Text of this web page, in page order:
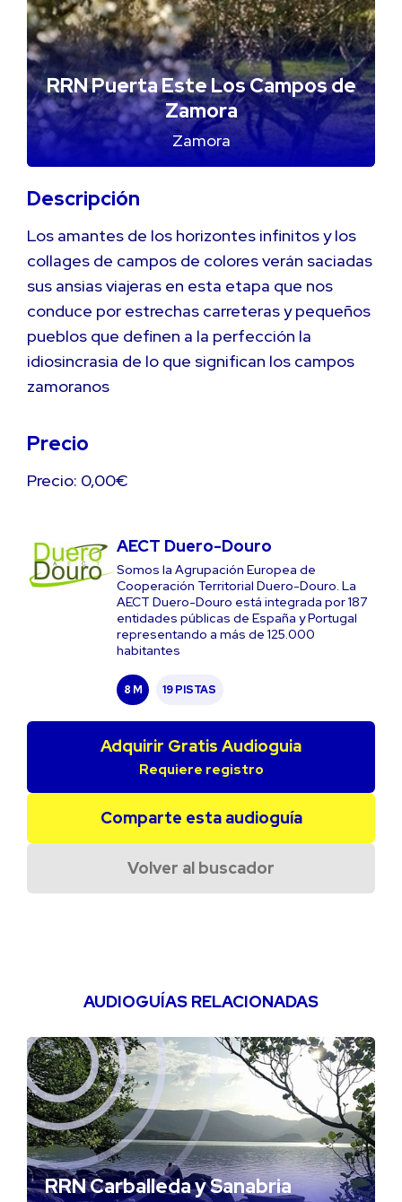
RRN Puerta Este Los Campos de
Zamora
Zamora
Descripción
Los amantes de los horizontes infinitos y los
collages de campos de colores verán saciadas
sus ansias viajeras en esta etapa que nos
conduce por estrechas carreteras y pequeños
pueblos que definen a la perfección la
idiosincrasia de lo que significan los campos
zamoranos
Precio
Precio: 0,00€
AECT Duero-Douro
Somos la Agrupación Europea de
Cooperación Territorial Duero-Douro. La
AECT Duero-Douro está integrada por 187
entidades públicas de España y Portugal
representando a más de 125.000
habitantes
8 M 19 PISTAS
Adquirir Gratis Audioguia
Requiere registro
Comparte esta audioguía
Volver al buscador
AUDIOGUÍAS RELACIONADAS
RRN Carballeda y Sanabria